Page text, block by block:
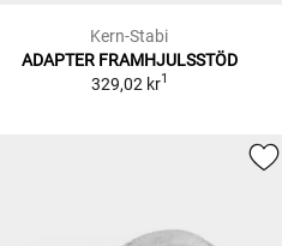
Kern-Stabi
ADAPTER FRAMHJULSSTÖD
329,02 kr1